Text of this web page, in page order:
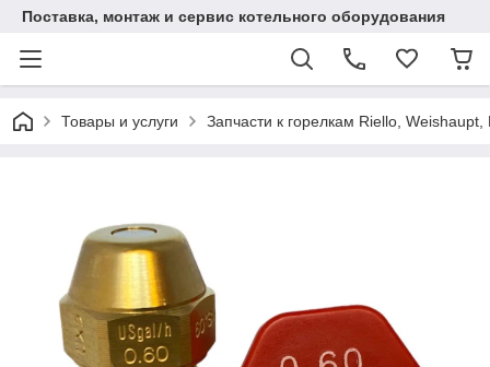
Поставка, монтаж и сервис котельного оборудования
Товары и услуги Запчасти к горелкам Riello,